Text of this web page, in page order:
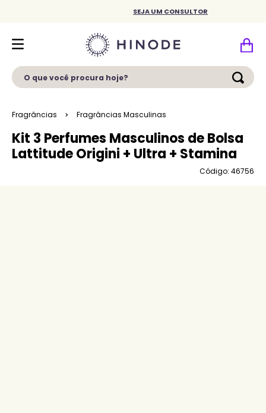
SEJA UM CONSULTOR
O que você procura hoje?
Fragrâncias Fragrâncias Masculinas
Kit 3 Perfumes Masculinos de Bolsa
Lattitude Origini + Ultra + Stamina
Código: 46756